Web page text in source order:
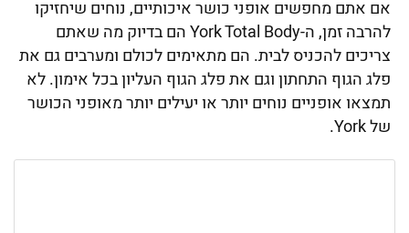
אם אתם מחפשים אופני כושר איכותיים, נוחים שיחזיקו
להרבה זמן, ה-York Total Body הם בדיוק מה שאתם
צריכים להכניס לבית. הם מתאימים לכולם ומערבים גם את
פלג הגוף התחתון וגם את פלג הגוף העליון בכל אימון. לא
תמצאו אופניים נוחים יותר או יעילים יותר מאופני הכושר
של York.